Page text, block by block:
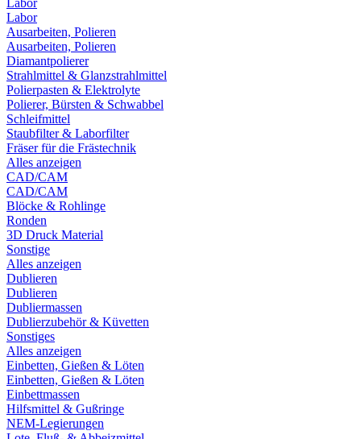
Labor
Labor
Ausarbeiten, Polieren
Ausarbeiten, Polieren
Diamantpolierer
Strahlmittel & Glanzstrahlmittel
Polierpasten & Elektrolyte
Polierer, Bürsten & Schwabbel
Schleifmittel
Staubfilter & Laborfilter
Fräser für die Frästechnik
Alles anzeigen
CAD/CAM
CAD/CAM
Blöcke & Rohlinge
Ronden
3D Druck Material
Sonstige
Alles anzeigen
Dublieren
Dublieren
Dubliermassen
Dublierzubehör & Küvetten
Sonstiges
Alles anzeigen
Einbetten, Gießen & Löten
Einbetten, Gießen & Löten
Einbettmassen
Hilfsmittel & Gußringe
NEM-Legierungen